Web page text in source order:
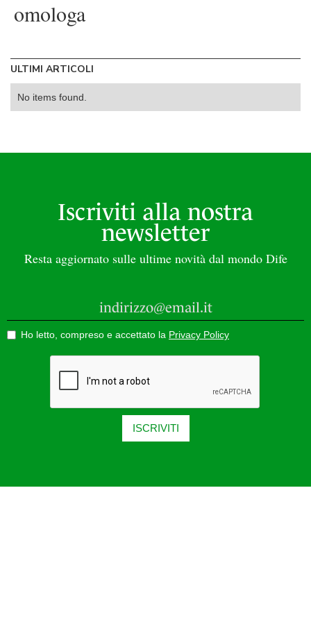
omologa
ULTIMI ARTICOLI
No items found.
Iscriviti alla nostra
newsletter
Resta aggiornato sulle ultime novità dal mondo Dife
Ho letto, compreso e accettato la Privacy Policy